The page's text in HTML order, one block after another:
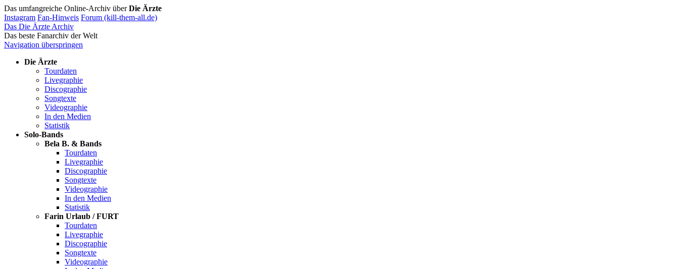
Das umfangreiche Online-Archiv überDie Ärzte
Instagram Fan-Hinweis Forum (kill-them-all.de)
Das Die Ärzte Archiv
Das beste Fanarchiv der Welt
Navigation überspringen
Die Ärzte
Tourdaten
Livegraphie
Discographie
Songtexte
Videographie
In den Medien
Statistik
Solo-Bands
Bela B. & Bands
Tourdaten
Livegraphie
Discographie
Songtexte
Videographie
In den Medien
Statistik
Farin Urlaub / FURT
Tourdaten
Livegraphie
Discographie
Songtexte
Videographie